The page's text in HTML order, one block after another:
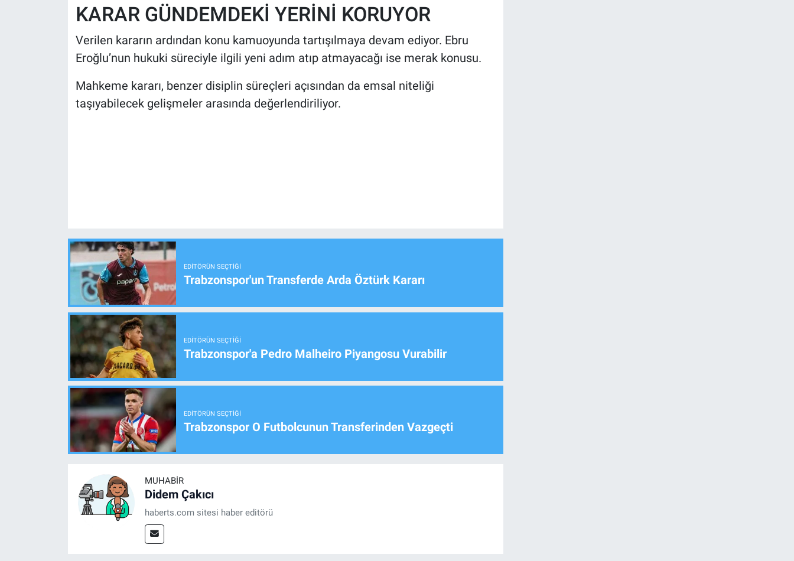
KARAR GÜNDEMDEKİ YERİNİ KORUYOR
Verilen kararın ardından konu kamuoyunda tartışılmaya devam ediyor. Ebru
Eroğlu’nun hukuki süreciyle ilgili yeni adım atıp atmayacağı ise merak konusu.
Mahkeme kararı, benzer disiplin süreçleri açısından da emsal niteliği
taşıyabilecek gelişmeler arasında değerlendiriliyor.
EDITÖRÜN SEÇTIĞI
Trabzonspor'un Transferde Arda Öztürk Kararı
EDITÖRÜN SEÇTIĞI
Trabzonspor'a Pedro Malheiro Piyangosu Vurabilir
EDITÖRÜN SEÇTIĞI
Trabzonspor O Futbolcunun Transferinden Vazgeçti
MUHABIR
Didem Çakıcı
haberts.com sitesi haber editörü